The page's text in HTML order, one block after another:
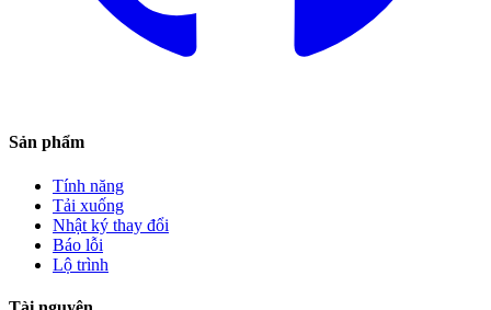
Sản phẩm
Tính năng
Tải xuống
Nhật ký thay đổi
Báo lỗi
Lộ trình